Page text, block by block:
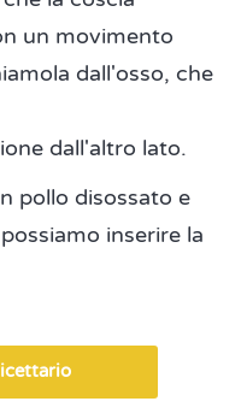
un movimento
dall'osso, che
dall'altro lato.
pollo disossato e
inserire la